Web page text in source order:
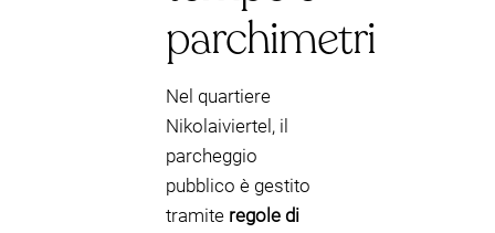
parchimetri
Nel quartiere
Nikolaiviertel, il
parcheggio
pubblico è gestito
tramite regole di